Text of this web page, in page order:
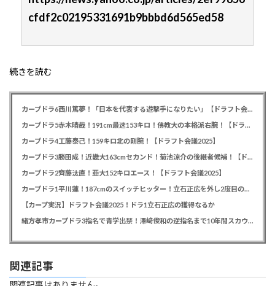
cfdf2c02195331691b9bbbd6d565ed58
続きを読む
カープドラ6西川篤夢！「日本を代表する遊撃手になりたい」【ドラフト会議2025】
カープドラ5赤木晴哉！191cm最速153キロ！佛教大の本格派右腕！【ドラフト会議2025】
カープドラ4工藤泰己！159キロ北の剛腕！【ドラフト会議2025】
カープドラ3勝田成！近畿大163cmセカンド！菊池涼介の後継者候補！【ドラフト会議2025】
カープドラ2齊藤汰直！亜大152キロエース！【ドラフト会議2025】
カープドラ1平川蓮！187cmのスイッチヒッター！立石正広を外し2度目の重複も新井監督がクジを引き当てる！【ドラフト会議2025】
【カープ実況】ドラフト会議2025！ドラ1立石正広の獲得なるか
緒方孝市カープドラ3指名で青学出禁！澤﨑俊和の逆指名まで10年間スカウト出禁
関連記事